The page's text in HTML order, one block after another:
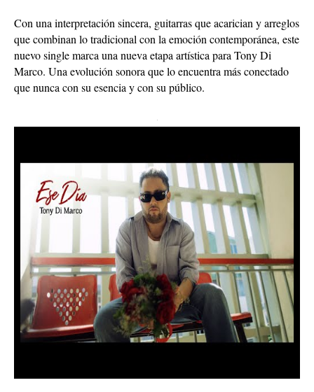
Con una interpretación sincera, guitarras que acarician y arreglos
que combinan lo tradicional con la emoción contemporánea, este
nuevo single marca una nueva etapa artística para Tony Di
Marco. Una evolución sonora que lo encuentra más conectado
que nunca con su esencia y con su público.